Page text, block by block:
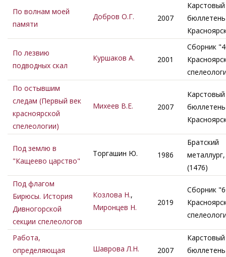
По волнам моей
памяти
Добров О.Г. 2007
Карстовый
По лезвию
подводных скал
Куршаков А. 2001
Сборник
По остывшим
следам (Первый век
красноярской
спелеологии)
Михеев В.Е. 2007
Карстовый
Под землю в
"Кащеево царство"
Торгашин Ю. 1986
Братский
(1476)
Под флагом
Бирюсы. История
Дивногорской
секции спелеологов
Козлова Н.,
Миронцев Н.
2019
Сборник
Работа,
определяющая
Шаврова Л.Н. 2007
Карстовый